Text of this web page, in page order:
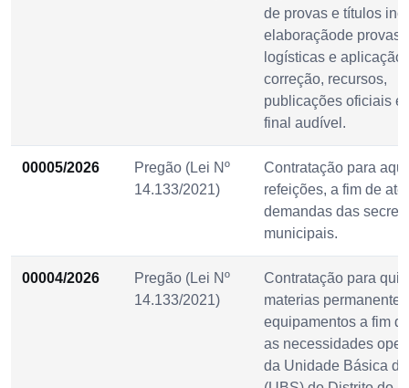
de provas e títulos
elaboraçãode provas
logísticas e aplicação,
correção, recursos,
publicações oficiais e
final audível.
00005/2026
Pregão (Lei Nº
14.133/2021)
Contratação para
refeições, a fim de
demandas das
municipais.
00004/2026
Pregão (Lei Nº
14.133/2021)
Contratação para
materias
equipamentos a fim
as necessidades
da Unidade Básica